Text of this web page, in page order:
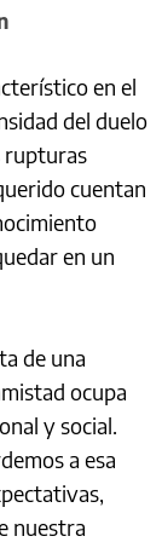
en el
del duelo
rupturas
cuentan
en un
de una
ocupa
y social.
a esa
nuestra